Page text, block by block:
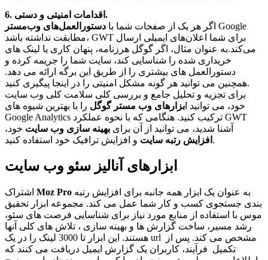
6. اقدامات امنیتی و دستی.
اگر هر یک از صفحات شما با دستورالعمل‌های وب‌مستر
Google
مطابقت نداشته باشد، GWT برای شما اعلان‌های ایمیلی ارسال
می‌کند.به عنوان مثال، اگر گوگل هرزنامه، پنهان کاری یا لینک های
خریداری شده را شناسایی کند، سایت شما را جریمه کرده و
دستورالعمل های بیشتری را از طریق این برگه ارائه می دهد.
همچنین می توانید هر گونه مشکل امنیتی را در اینجا پیگیری کنید.
برای تجزیه و تحلیل جامع و بررسی کلی سلامت کلی وب سایت
خود، می توانید ا بزارهای وب مستر گوگل را با بهترین شیوه های
Google Analytics ترکیب کنید. هنگامی که با نحوه عملکرد GWT
آشنا شدید، می توانید از آن برای بهینه سازی وب سایت خود،
افزایش رتبه سایت و افزایش ترافیک خود استفاده کنید.
ابزارهای آنالیز سئو وب سایت
اشتراک Moz Pro
بندی جستجوی کسب و کار شما عمل می کند. مجموعه ابزار تحقیق
موس با استفاده از منابع مورد نیاز برای شناسایی فرصت های سئو،
رشد مسیر، ساخت گزارش ها و بهینه سازی ، تلاش های کلی آنها
هستند. این ابزار تا 3000 لینک را در یک url مشخص می کند. پس از
تکمیل فرآیند، کاربران یک گزارش ایمیل دریافت می کنند که